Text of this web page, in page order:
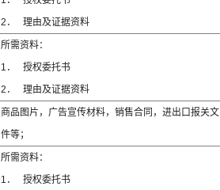
2． 理由及证据资料
所需资料：
1． 授权委托书
2． 理由及证据资料
商品图片，广告宣传材料，销售合同，进出口报关文
件等；
所需资料：
1． 授权委托书